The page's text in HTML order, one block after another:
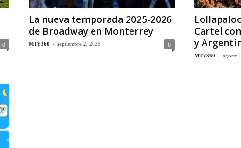
0
La nueva temporada 2025-2026
de Broadway en Monterrey
MTY360 - septiembre 2, 2025 0
Cartel
y
MTY360 - agosto